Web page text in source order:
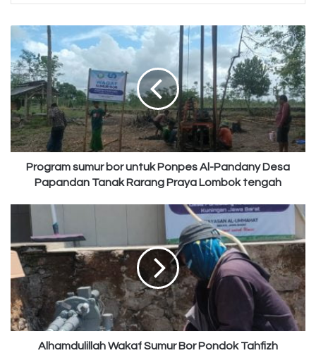
Program
sumur
bor
untuk
Ponpes
Al-
Pandany
Desa
Papandan
Tanak
Rarang
Lombok
tengah
Program sumur bor untuk Ponpes Al-Pandany Desa
Papandan Tanak Rarang Praya Lombok tengah
Alhamdulillah
Wakaf
Sumur
Bor
Pondok
Tahfizh
Humairoh
Putri
Kuningan
CirebonAlhamdulillah Wakaf Sumur Bor Pondok Tahfizh